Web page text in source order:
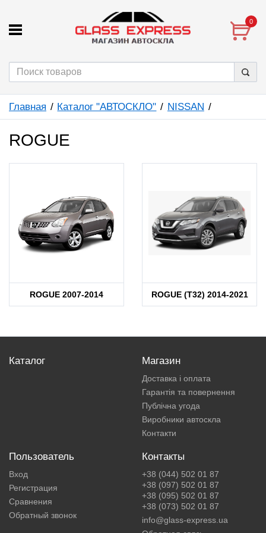
0
Главная Каталог "АВТОСКЛО" NISSAN
ROGUE
ROGUE 2007-2014 ROGUE (T32) 2014-2021
Каталог Магазин
Доставка і оплата
Гарантія та повернення
Публічна угода
Виробники автоскла
Контакти
Пользователь
Вход
Регистрация
Сравнения
Обратный звонок
Контакты
+38 (044) 502 01 87
+38 (097) 502 01 87
+38 (095) 502 01 87
+38 (073) 502 01 87
info@glass-express.ua